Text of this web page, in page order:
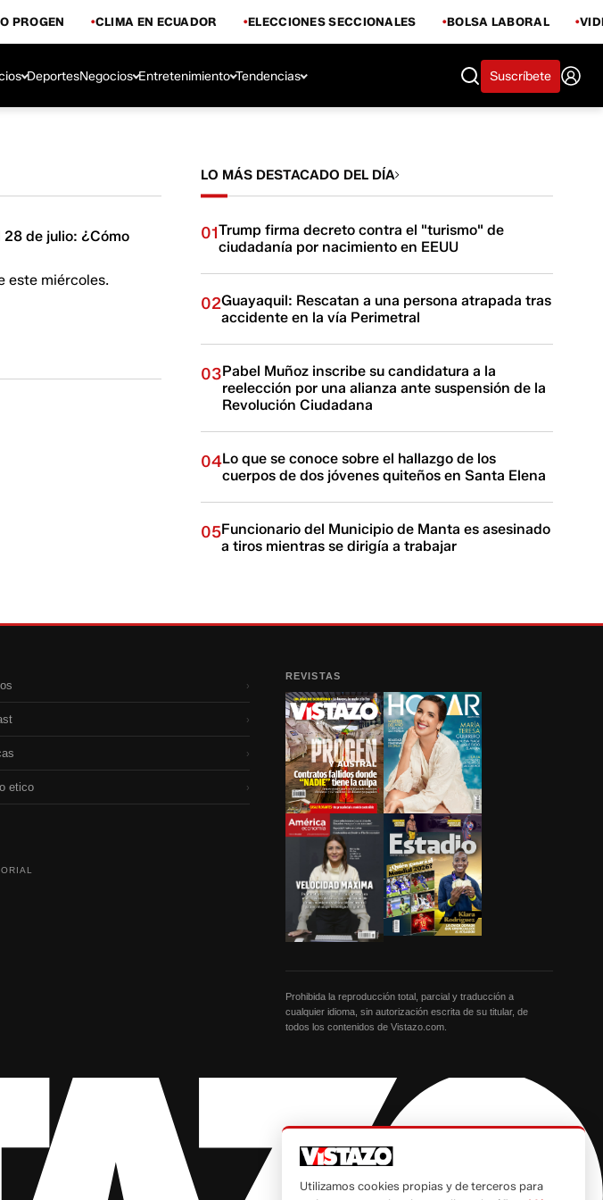
PROGEN CLIMA EN ECUADOR ELECCIONES SECCIONALES BOLSA LABORAL
DeportesNegocios Entretenimiento Tendencias Suscríbete
de julio: ¿Cómo
este miércoles.
LO MÁS DESTACADO DEL DÍA
01Trump firma decreto contra el "turismo" de
ciudadanía por nacimiento en EEUU
02Guayaquil: Rescatan a una persona atrapada tras
accidente en la vía Perimetral
03Pabel Muñoz inscribe su candidatura a la
reelección por una alianza ante suspensión de la
Revolución Ciudadana
04Lo que se conoce sobre el hallazgo de los
cuerpos de dos jóvenes quiteños en Santa Elena
05Funcionario del Municipio de Manta es asesinado
a tiros mientras se dirigía a trabajar
›
›
›
etico ›
REVISTAS
Prohibida la reproducción total, parcial y traducción a
cualquier idioma, sin autorización escrita de su titular, de
todos los contenidos de Vistazo.com.
Utilizamos cookies propias y de terceros para